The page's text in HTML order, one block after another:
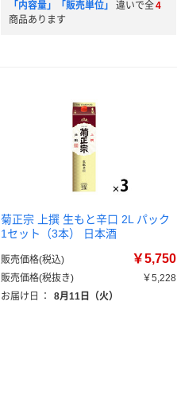
「内容量」「販売単位」 違いで全4
商品あります
菊正宗 上撰 生もと辛口 2L パック
1セット（3本） 日本酒
販売価格(税込) ￥5,750
販売価格(税抜き)
￥5,228
お届け日
： 8月11日（火）